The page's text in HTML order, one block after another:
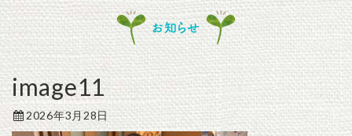
お知らせ
image11
2026年3月28日